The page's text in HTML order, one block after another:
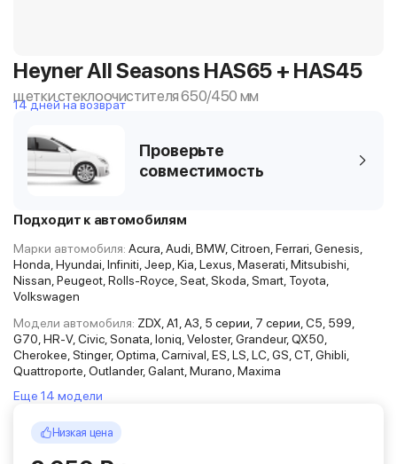
Heyner All Seasons HAS65 + HAS45
щетки стеклоочистителя 650/450 мм
14 дней на возврат
Проверьте
совместимость
Подходит к автомобилям
Марки автомобиля: Acura, Audi, BMW, Citroen, Ferrari, Genesis,
Honda, Hyundai, Infiniti, Jeep, Kia, Lexus, Maserati, Mitsubishi,
Nissan, Peugeot, Rolls-Royce, Seat, Skoda, Smart, Toyota,
Volkswagen
Модели автомобиля: ZDX, A1, A3, 5 серии, 7 серии, C5, 599,
G70, HR-V, Civic, Sonata, Ioniq, Veloster, Grandeur, QX50,
Cherokee, Stinger, Optima, Carnival, ES, LS, LC, GS, CT, Ghibli,
Quattroporte, Outlander, Galant, Murano, Maxima
Еще 14 модели
Низкая цена